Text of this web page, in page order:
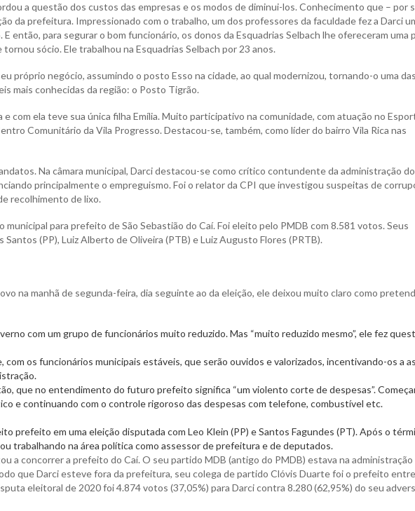
a questão dos custos das empresas e os modos de diminui-los. Conhecimento que – por
da prefeitura. Impressionado com o trabalho, um dos professores da faculdade fez a Darci
então, para segurar o bom funcionário, os donos da Esquadrias Selbach lhe ofereceram uma
tornou sócio. Ele trabalhou na Esquadrias Selbach por 23 anos.
próprio negócio, assumindo o posto Esso na cidade, ao qual modernizou, tornando-o uma das
mais conhecidas da região: o Posto Tigrão.
e com ela teve sua única filha Emília. Muito participativo na comunidade, com atuação no
Comunitário da Vila Progresso. Destacou-se, também, como líder do bairro Vila Rica nas
Na câmara municipal, Darci destacou-se como crítico contundente da administração
principalmente o empreguismo. Foi o relator da CPI que investigou suspeitas de
recolhimento de lixo.
municipal para prefeito de São Sebastião do Caí. Foi eleito pelo PMDB com 8.581 votos. Seus
(PP), Luiz Alberto de Oliveira (PTB) e Luiz Augusto Flores (PRTB).
na manhã de segunda-feira, dia seguinte ao da eleição, ele deixou muito claro como
com um grupo de funcionários muito reduzido. Mas “muito reduzido mesmo”, ele fez
os funcionários municipais estáveis, que serão ouvidos e valorizados, incentivando-os a
que no entendimento do futuro prefeito significa “um violento corte de despesas”.
e continuando com o controle rigoroso das despesas com telefone, combustível etc.
prefeito em uma eleição disputada com Leo Klein (PP) e Santos Fagundes (PT). Após o
trabalhando na área política como assessor de prefeitura e de deputados.
a concorrer a prefeito do Caí. O seu partido MDB (antigo do PMDB) estava na administração
que Darci esteve fora da prefeitura, seu colega de partido Clóvis Duarte foi o prefeito entre
eleitoral de 2020 foi 4.874 votos (37,05%) para Darci contra 8.280 (62,95%) do seu